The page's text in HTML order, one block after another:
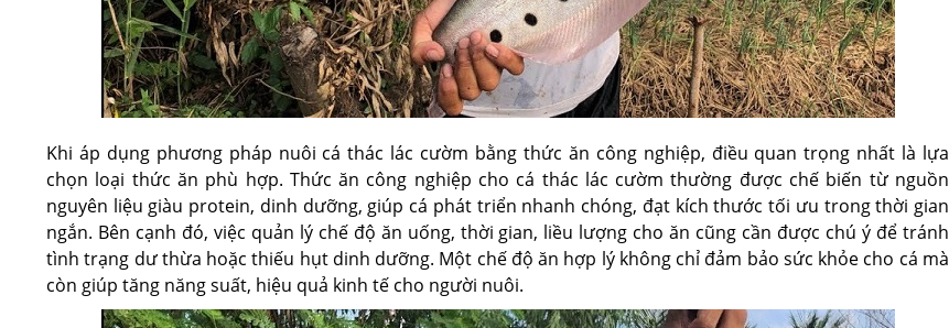
Khi áp dụng phương pháp nuôi cá thác lác cườm bằng thức ăn công nghiệp, điều quan trọng nhất là lựa
chọn loại thức ăn phù hợp. Thức ăn công nghiệp cho cá thác lác cườm thường được chế biến từ nguồn
nguyên liệu giàu protein, dinh dưỡng, giúp cá phát triển nhanh chóng, đạt kích thước tối ưu trong thời gian
ngắn. Bên cạnh đó, việc quản lý chế độ ăn uống, thời gian, liều lượng cho ăn cũng cần được chú ý để tránh
tình trạng dư thừa hoặc thiếu hụt dinh dưỡng. Một chế độ ăn hợp lý không chỉ đảm bảo sức khỏe cho cá mà
còn giúp tăng năng suất, hiệu quả kinh tế cho người nuôi.